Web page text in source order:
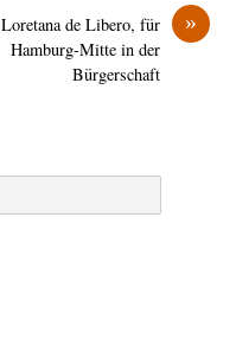
»
Loretana de Libero, für
Hamburg-Mitte in der
Bürgerschaft